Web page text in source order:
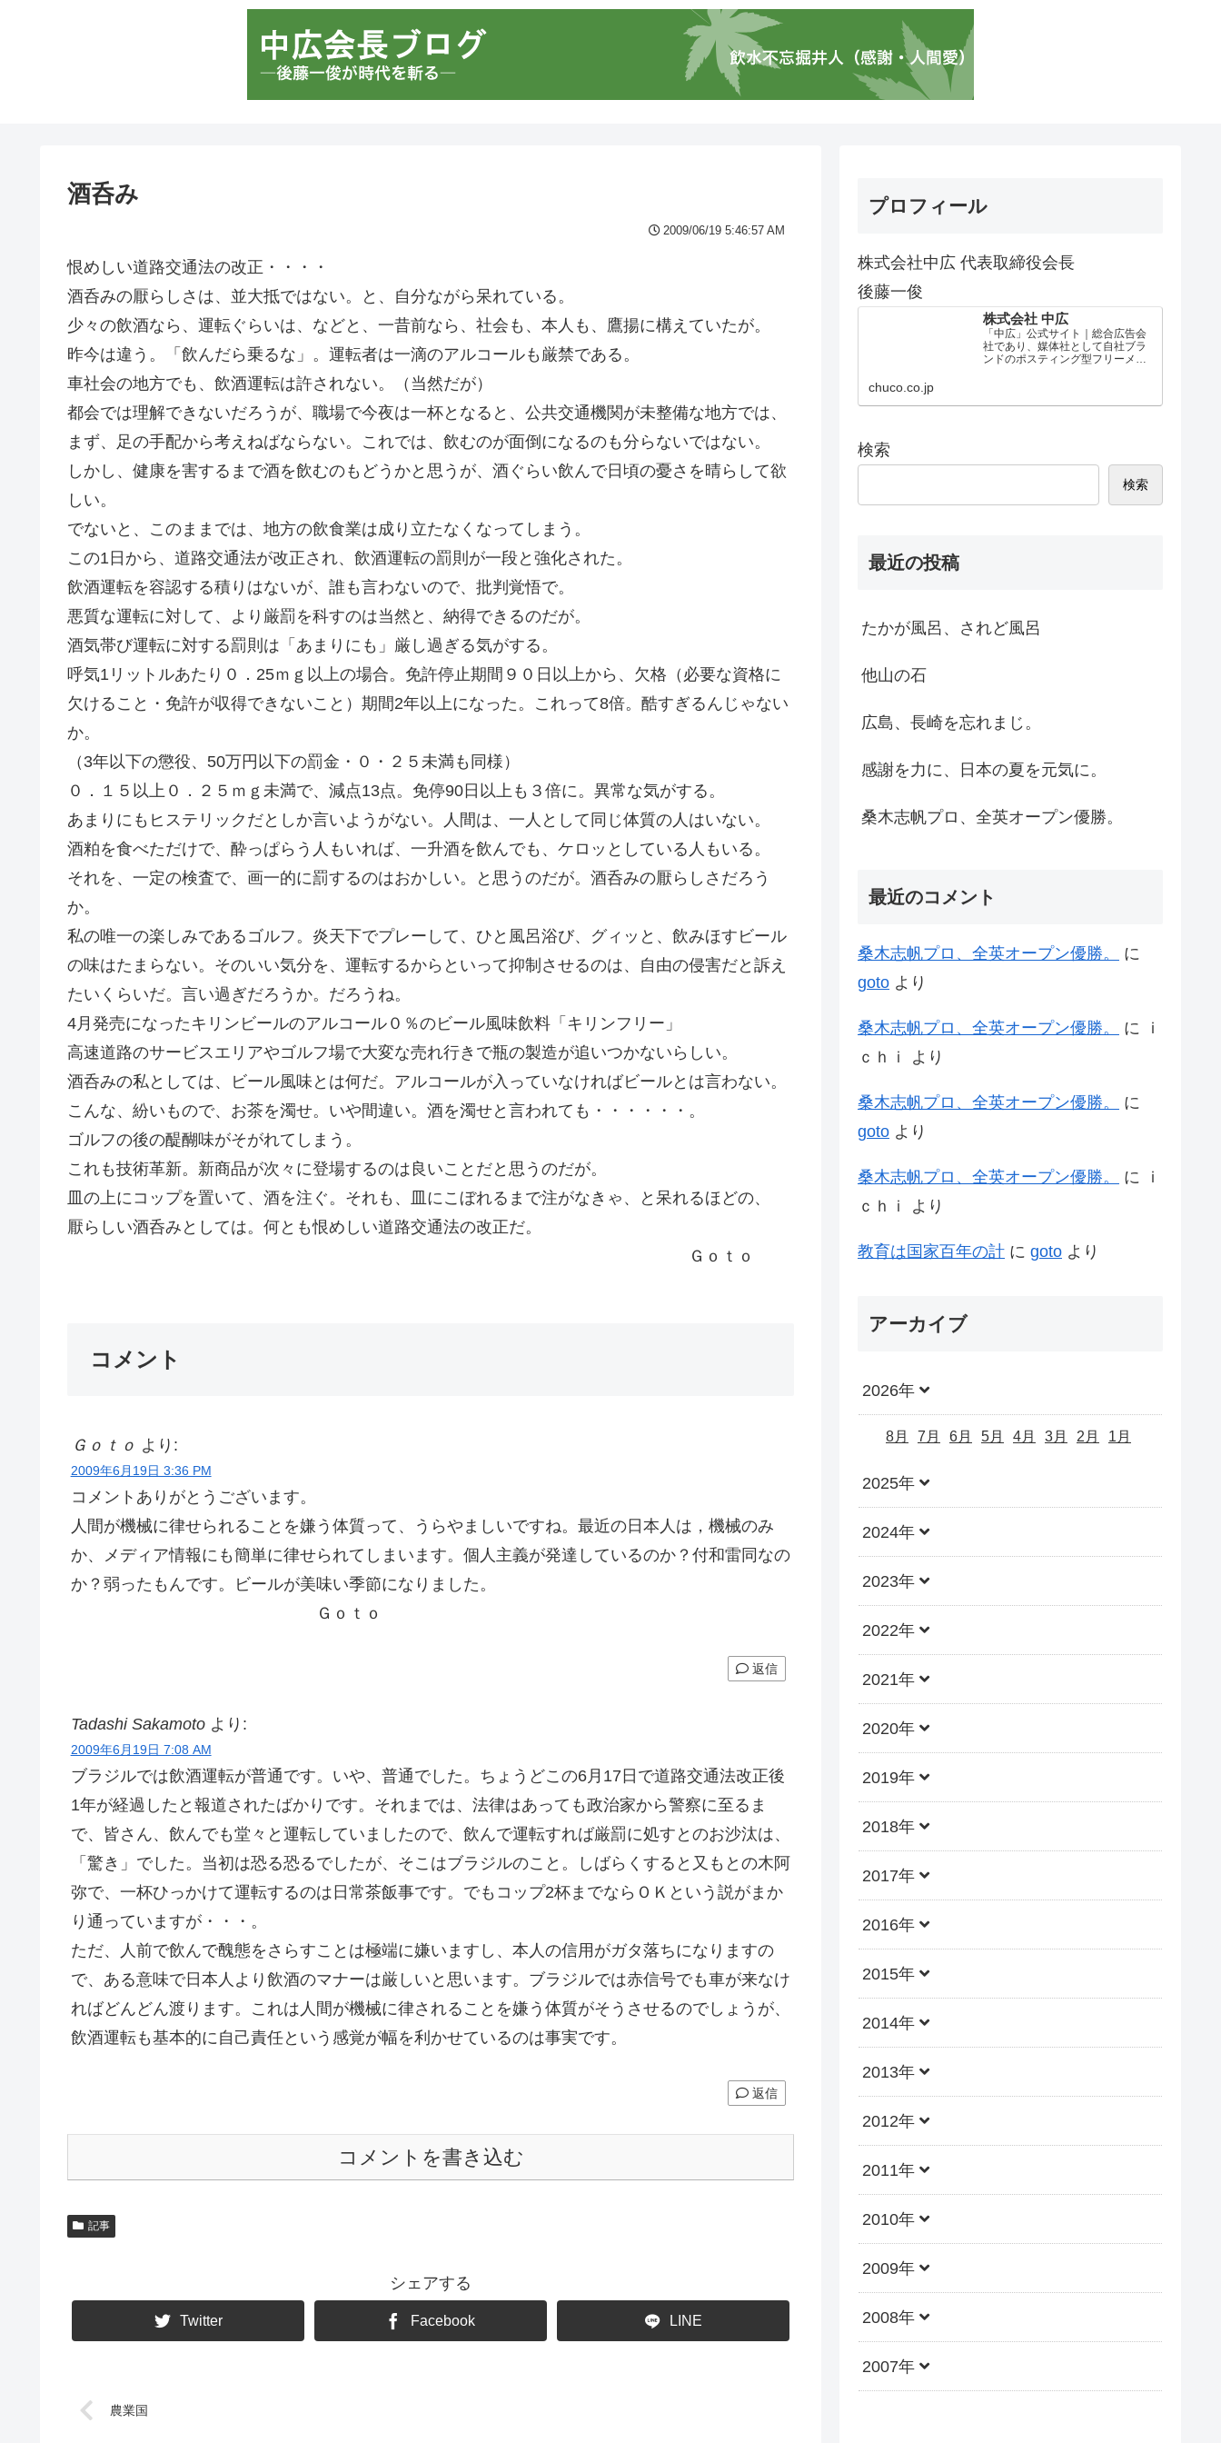
酒呑み
2009/06/19 5:46:57 AM
恨めしい道路交通法の改正・・・・
酒呑みの厭らしさは、並大抵ではない。と、自分ながら呆れている。
少々の飲酒なら、運転ぐらいは、などと、一昔前なら、社会も、本人も、鷹揚に構えていたが。
昨今は違う。「飲んだら乗るな」。運転者は一滴のアルコールも厳禁である。
車社会の地方でも、飲酒運転は許されない。（当然だが）
都会では理解できないだろうが、職場で今夜は一杯となると、公共交通機関が未整備な地方では、
まず、足の手配から考えねばならない。これでは、飲むのが面倒になるのも分らないではない。
しかし、健康を害するまで酒を飲むのもどうかと思うが、酒ぐらい飲んで日頃の憂さを晴らして欲
しい。
でないと、このままでは、地方の飲食業は成り立たなくなってしまう。
この1日から、道路交通法が改正され、飲酒運転の罰則が一段と強化された。
飲酒運転を容認する積りはないが、誰も言わないので、批判覚悟で。
悪質な運転に対して、より厳罰を科すのは当然と、納得できるのだが。
酒気帯び運転に対する罰則は「あまりにも」厳し過ぎる気がする。
呼気1リットルあたり０．25ｍｇ以上の場合。免許停止期間９０日以上から、欠格（必要な資格に
欠けること・免許が収得できないこと）期間2年以上になった。これって8倍。酷すぎるんじゃない
か。
（3年以下の懲役、50万円以下の罰金・０・２５未満も同様）
０．１５以上０．２５ｍｇ未満で、減点13点。免停90日以上も３倍に。異常な気がする。
あまりにもヒステリックだとしか言いようがない。人間は、一人として同じ体質の人はいない。
酒粕を食べただけで、酔っぱらう人もいれば、一升酒を飲んでも、ケロッとしている人もいる。
それを、一定の検査で、画一的に罰するのはおかしい。と思うのだが。酒呑みの厭らしさだろう
か。
私の唯一の楽しみであるゴルフ。炎天下でプレーして、ひと風呂浴び、グィッと、飲みほすビール
の味はたまらない。そのいい気分を、運転するからといって抑制させるのは、自由の侵害だと訴え
たいくらいだ。言い過ぎだろうか。だろうね。
4月発売になったキリンビールのアルコール０％のビール風味飲料「キリンフリー」
高速道路のサービスエリアやゴルフ場で大変な売れ行きで瓶の製造が追いつかないらしい。
酒呑みの私としては、ビール風味とは何だ。アルコールが入っていなければビールとは言わない。
こんな、紛いもので、お茶を濁せ。いや間違い。酒を濁せと言われても・・・・・・。
ゴルフの後の醍醐味がそがれてしまう。
これも技術革新。新商品が次々に登場するのは良いことだと思うのだが。
皿の上にコップを置いて、酒を注ぐ。それも、皿にこぼれるまで注がなきゃ、と呆れるほどの、
厭らしい酒呑みとしては。何とも恨めしい道路交通法の改正だ。
Ｇｏｔｏ
コメント
Ｇｏｔｏ より:
2009年6月19日 3:36 PM
コメントありがとうございます。
人間が機械に律せられることを嫌う体質って、うらやましいですね。最近の日本人は，機械のみ
か、メディア情報にも簡単に律せられてしまいます。個人主義が発達しているのか？付和雷同なの
か？弱ったもんです。ビールが美味い季節になりました。
Ｇｏｔｏ
返信
Tadashi Sakamoto より:
2009年6月19日 7:08 AM
ブラジルでは飲酒運転が普通です。いや、普通でした。ちょうどこの6月17日で道路交通法改正後
1年が経過したと報道されたばかりです。それまでは、法律はあっても政治家から警察に至るま
で、皆さん、飲んでも堂々と運転していましたので、飲んで運転すれば厳罰に処すとのお沙汰は、
「驚き」でした。当初は恐る恐るでしたが、そこはブラジルのこと。しばらくすると又もとの木阿
弥で、一杯ひっかけて運転するのは日常茶飯事です。でもコップ2杯までならＯＫという説がまか
り通っていますが・・・。
ただ、人前で飲んで醜態をさらすことは極端に嫌いますし、本人の信用がガタ落ちになりますの
で、ある意味で日本人より飲酒のマナーは厳しいと思います。ブラジルでは赤信号でも車が来なけ
ればどんどん渡ります。これは人間が機械に律されることを嫌う体質がそうさせるのでしょうが、
飲酒運転も基本的に自己責任という感覚が幅を利かせているのは事実です。
返信
コメントを書き込む
記事
シェアする
Twitter Facebook LINE
農業国
プロフィール
株式会社中広 代表取締役会長
後藤一俊
株式会社 中広
「中広」公式サイト｜総合広告会
社であり、媒体社として自社ブラ
ンドのポスティング型フリーメデ
chuco.co.jp
検索
検索
最近の投稿
たかが風呂、されど風呂
他山の石
広島、長崎を忘れまじ。
感謝を力に、日本の夏を元気に。
桑木志帆プロ、全英オープン優勝。
最近のコメント
桑木志帆プロ、全英オープン優勝。
に
goto より
桑木志帆プロ、全英オープン優勝。 に
ｉ
ｃｈｉ
より
桑木志帆プロ、全英オープン優勝。
に
goto より
桑木志帆プロ、全英オープン優勝。 に
ｉ
ｃｈｉ
より
教育は国家百年の計 に goto より
アーカイブ
2026年
8月 7月 6月 5月 4月 3月 2月 1月
2025年
2024年
2023年
2022年
2021年
2020年
2019年
2018年
2017年
2016年
2015年
2014年
2013年
2012年
2011年
2010年
2009年
2008年
2007年